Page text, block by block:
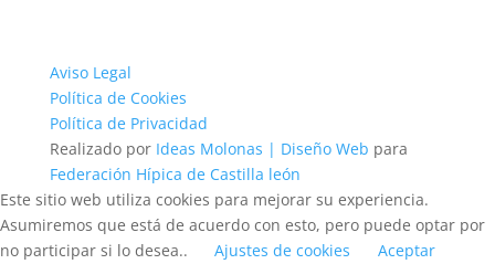
Aviso Legal
Política de Cookies
Política de Privacidad
Realizado por Ideas Molonas | Diseño Web para
Federación Hípica de Castilla león
Este sitio web utiliza cookies para mejorar su experiencia.
Asumiremos que está de acuerdo con esto, pero puede optar por
no participar si lo desea..
Ajustes de cookies
Aceptar